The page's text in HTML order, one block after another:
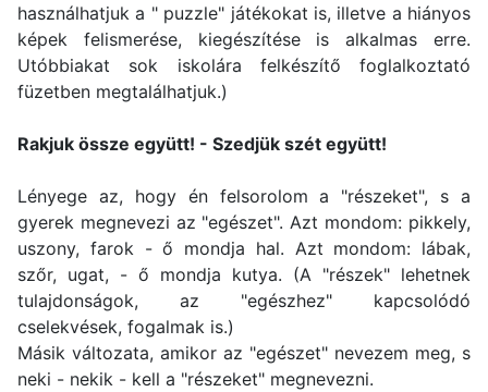
használhatjuk a " puzzle" játékokat is, illetve a hiányos
képek felismerése, kiegészítése is alkalmas erre.
Utóbbiakat sok iskolára felkészítő foglalkoztató
füzetben megtalálhatjuk.)
Rakjuk össze együtt! - Szedjük szét együtt!
Lényege az, hogy én felsorolom a "részeket", s a
gyerek megnevezi az "egészet". Azt mondom: pikkely,
uszony, farok - ő mondja hal. Azt mondom: lábak,
szőr, ugat, - ő mondja kutya. (A "részek" lehetnek
tulajdonságok, az "egészhez" kapcsolódó
cselekvések, fogalmak is.)
Másik változata, amikor az "egészet" nevezem meg, s
neki - nekik - kell a "részeket" megnevezni.